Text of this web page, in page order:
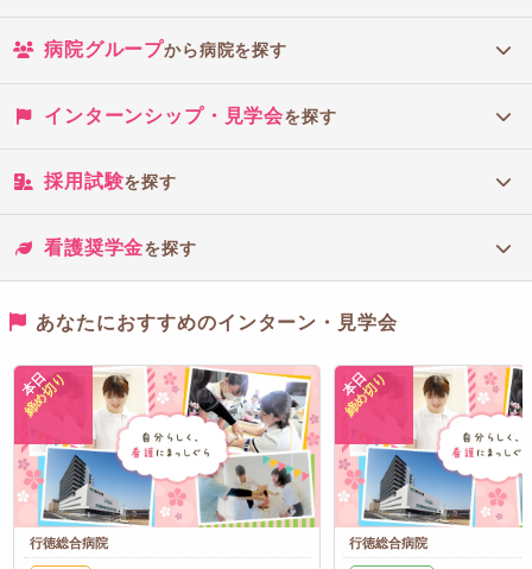
病院グループから病院を探す
インターンシップ・見学会を探す
採用試験を探す
看護奨学金を探す
あなたにおすすめのインターン・見学会
本日
締め切り
行徳総合病院
本日
締め切り
行徳総合病院